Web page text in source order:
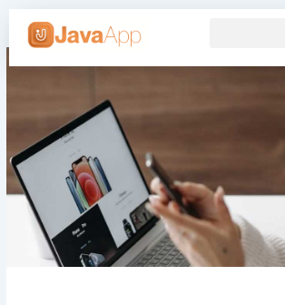
content